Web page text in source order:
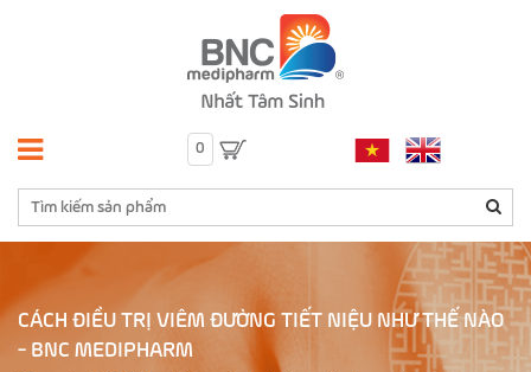
0
CÁCH ĐIỀU TRỊ VIÊM ĐƯỜNG TIẾT NIỆU NHƯ THẾ NÀO
- BNC MEDIPHARM